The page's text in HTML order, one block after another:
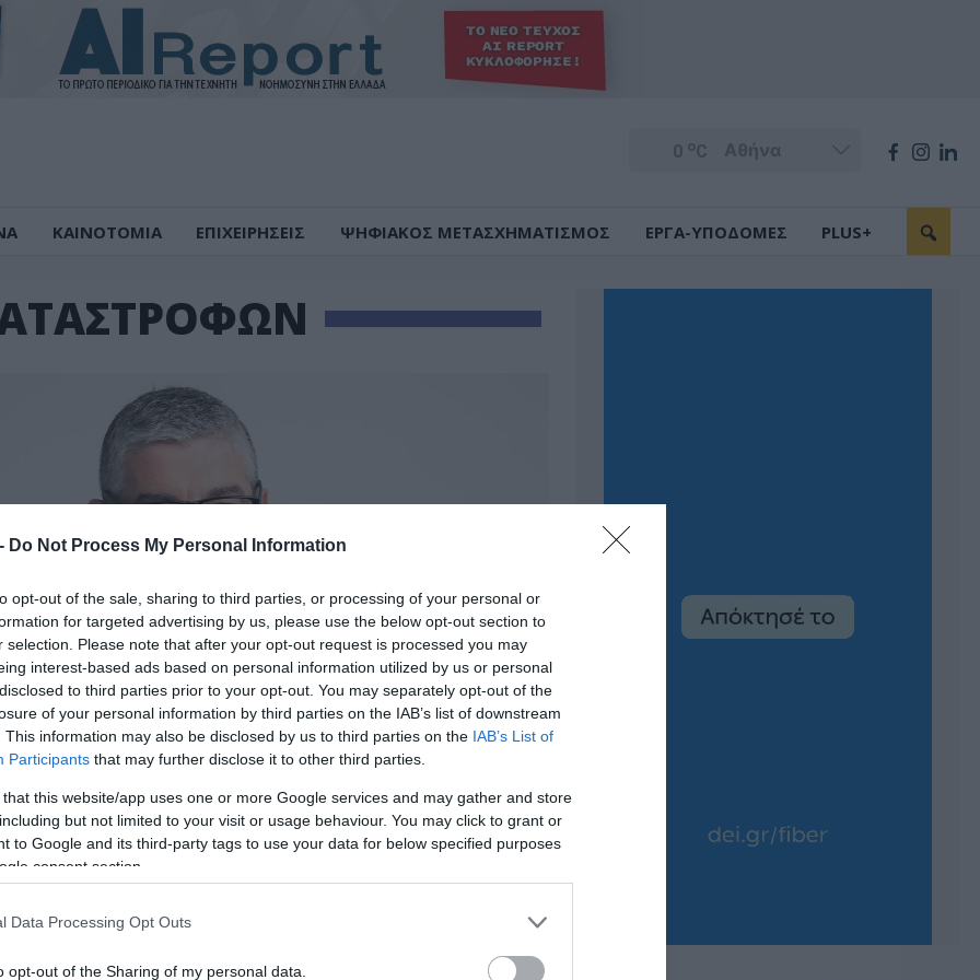
Do Not Process My Personal Information
opt-out of the sale, sharing to third parties, or processing of your personal or
for targeted advertising by us, please use the below opt-out section to
selection. Please note that after your opt-out request is processed you may
interest-based ads based on personal information utilized by us or personal
to third parties prior to your opt-out. You may separately opt-out of the
of your personal information by third parties on the IAB’s list of downstream
This information may also be disclosed by us to third parties on the IAB’s List of
Participants that may further disclose it to other third parties.
that this website/app uses one or more Google services and may gather and store
but not limited to your visit or usage behaviour. You may click to grant or
to Google and its third-party tags to use your data for below specified purposes
consent section.
Data Processing Opt Outs
opt-out of the Sharing of my personal data.
0 oC
ΚΑΙΝΟΤΟΜΙΑ ΕΠΙΧΕΙΡΗΣΕΙΣ ΨΗΦΙΑΚΟΣ ΜΕΤΑΣΧΗΜΑΤΙΣΜΟΣ ΕΡΓΑ-ΥΠΟΔΟΜΕΣ PLUS+